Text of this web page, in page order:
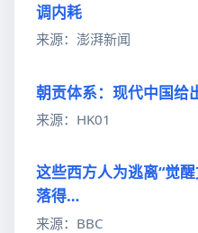
调内耗
来源：澎湃新闻
朝贡体系：现代中国给
来源：HK01
这些西方人为逃离“觉
落得…
来源：BBC